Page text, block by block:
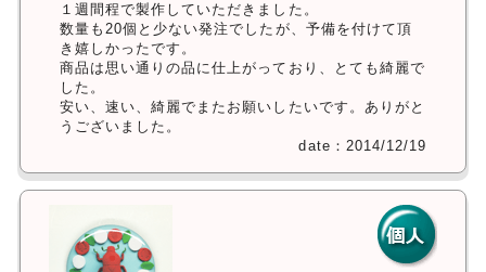
１週間程で製作していただきました。
数量も20個と少ない発注でしたが、予備を付けて頂
き嬉しかったです。
商品は思い通りの品に仕上がっており、とても綺麗で
した。
安い、速い、綺麗でまたお願いしたいです。ありがと
うございました。
date：2014/12/19